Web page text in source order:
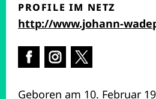
PROFILE IM NETZ
http://www.johann-
Facebook in neuem Reiter
Instagram in neuem
X in neuem
Geboren am 10. Februar